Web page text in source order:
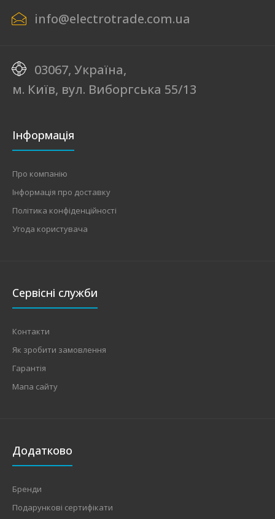
info@electrotrade.com.ua
03067, Україна,
м. Київ, вул. Виборгська 55/13
Інформація
Про компанію
Інформація про доставку
Політика конфіденційності
Угода користувача
Сервісні служби
Контакти
Як зробити замовлення
Гарантія
Мапа сайту
Додатково
Бренди
Подарункові сертифікати